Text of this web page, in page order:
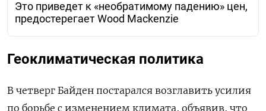
Это приведет к «необратимому падению» цен,
предостерегает Wood Mackenzie
Геоклиматическая политика
В четверг Байден постарался возглавить усилия
по борьбе с изменением климата, объявив, что